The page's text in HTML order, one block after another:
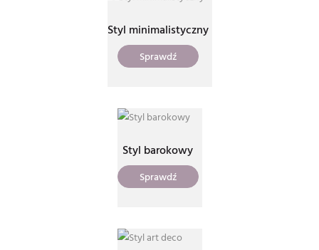
Styl minimalistyczny
Sprawdź
Styl barokowy
Sprawdź